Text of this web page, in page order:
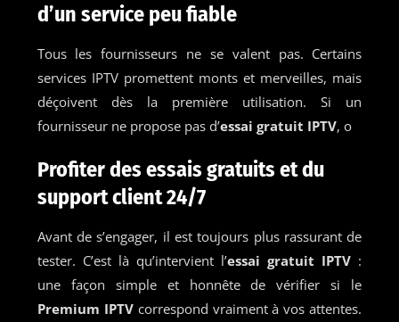
d’un service peu fiable
Tous les fournisseurs ne se valent pas. Certains
services IPTV promettent monts et merveilles, mais
déçoivent dès la première utilisation. Si un
fournisseur ne propose pas d’essai gratuit IPTV, o
Profiter des essais gratuits et du
support client 24/7
Avant de s’engager, il est toujours plus rassurant de
tester. C’est là qu’intervient l’essai gratuit IPTV :
une façon simple et honnête de vérifier si le
Premium IPTVcorrespond vraiment à vos attentes.